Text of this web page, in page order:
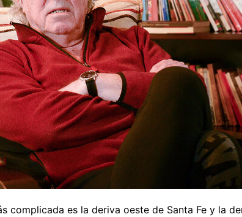
complicada es la deriva oeste de Santa Fe y la